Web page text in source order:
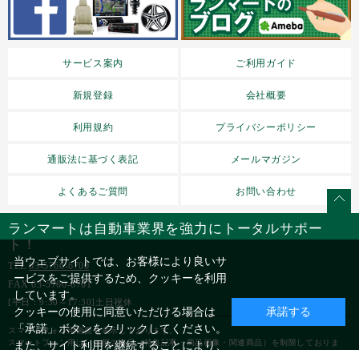
サービス案内 ご利用ガイド
新規登録 会社概要
利用規約 プライバシーポリシー
通販法に基づく表記 メールマガジン
よくあるご質問 お問い合わせ
ランマートは自動車業界を強力にトータルサポー
ト！
TEL03-5766-6700
FAX 03-5760-6701
[平日：9:30～17:30]土日祝休
スマートフォン用画面を表示しております。
スマートフォン用は、一部の表示（特集記事・商品画像・関連商品）を制限しておりま
当ウェブサイトでは、お客様により良いサ
ービスをご提供するため、クッキーを利用
しています。
クッキーの使用に同意いただける場合は
「承諾」ボタンをクリックしてください。
また、サイト利用を継続することにより、
承諾する